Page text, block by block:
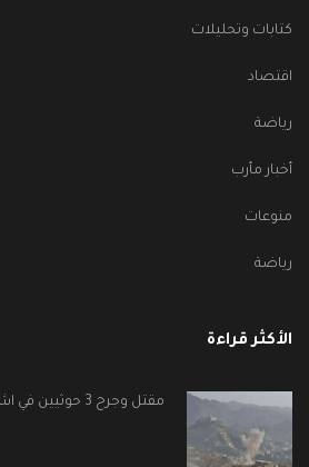
كتابات وتحليلات
اقتصاد
رياضة
أخبار مأرب
منوعات
رياضة
الأكثر قراءة
مقتل وجرح 3 حوثيين في اشتباكات غرب تعز